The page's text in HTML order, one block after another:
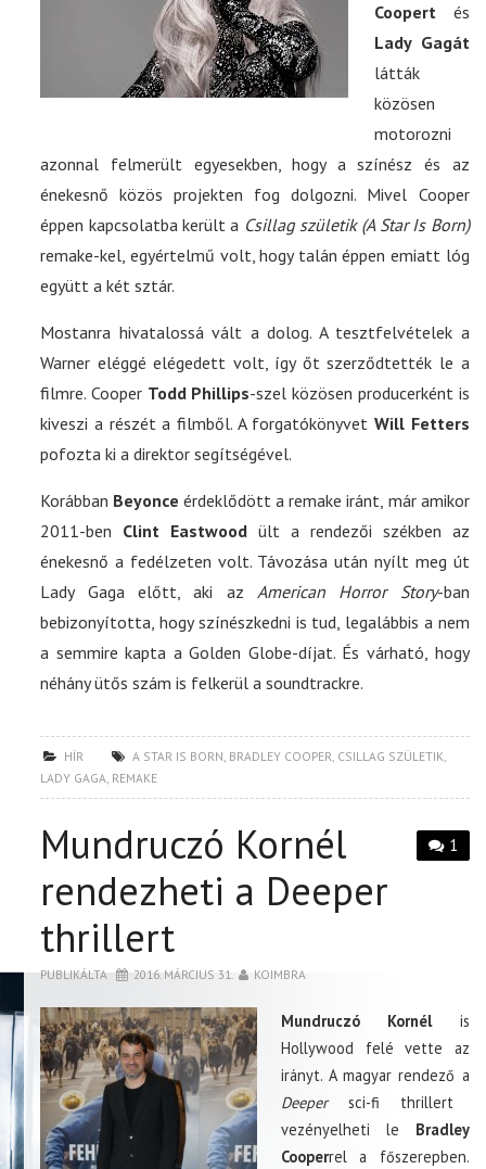
Coopert és
Lady Gagát
látták
közösen
motorozni
azonnal felmerült egyesekben, hogy a színész és az
énekesnő közös projekten fog dolgozni. Mivel Cooper
éppen kapcsolatba került a Csillag születik (A Star Is Born)
remake-kel, egyértelmű volt, hogy talán éppen emiatt lóg
együtt a két sztár.
Mostanra hivatalossá vált a dolog. A tesztfelvételek a
Warner eléggé elégedett volt, így őt szerződtették le a
filmre. Cooper Todd Phillips-szel közösen producerként is
kiveszi a részét a filmből. A forgatókönyvet Will Fetters
pofozta ki a direktor segítségével.
Korábban Beyonce érdeklődött a remake iránt, már amikor
2011-ben Clint Eastwood ült a rendezői székben az
énekesnő a fedélzeten volt. Távozása után nyílt meg út
Lady Gaga előtt, aki az American Horror Story-ban
bebizonyította, hogy színészkedni is tud, legalábbis a nem
a semmire kapta a Golden Globe-díjat. És várható, hogy
néhány ütős szám is felkerül a soundtrackre.
HÍR A STAR IS BORN, BRADLEY COOPER, CSILLAG SZÜLETIK,
LADY GAGA, REMAKE
1
Mundruczó Kornél
rendezheti a Deeper
thrillert
PUBLIKÁLTA 2016. MÁRCIUS 31. KOIMBRA
Mundruczó Kornélis
Hollywood felé vette az
irányt. A magyar rendező a
Deepersci-fi thrillert
vezényelheti le Bradley
Cooperrel a főszerepben.